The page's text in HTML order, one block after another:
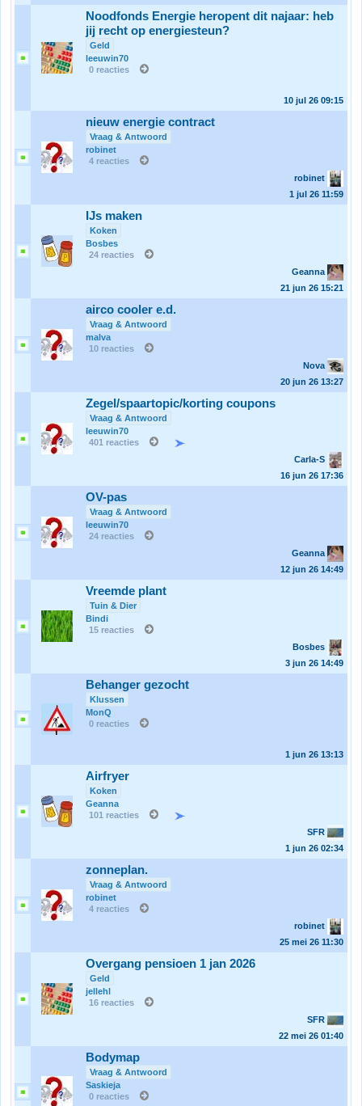
Noodfonds Energie heropent dit najaar: heb
jij recht op energiesteun?
Geld
leeuwin70
0 reacties
10 jul 26 09:15
nieuw energie contract
Vraag & Antwoord
robinet
4 reacties
robinet
1 jul 26 11:59
IJs maken
Koken
Bosbes
24 reacties
Geanna
21 jun 26 15:21
airco cooler e.d.
Vraag & Antwoord
malva
10 reacties
Nova
20 jun 26 13:27
Zegel/spaartopic/korting coupons
Vraag & Antwoord
leeuwin70
401 reacties
Carla-S
16 jun 26 17:36
OV-pas
Vraag & Antwoord
leeuwin70
24 reacties
Geanna
12 jun 26 14:49
Vreemde plant
Tuin & Dier
Bindi
15 reacties
Bosbes
3 jun 26 14:49
Behanger gezocht
Klussen
MonQ
0 reacties
1 jun 26 13:13
Airfryer
Koken
Geanna
101 reacties
SFR
1 jun 26 02:34
zonneplan.
Vraag & Antwoord
robinet
4 reacties
robinet
25 mei 26 11:30
Overgang pensioen 1 jan 2026
Geld
jellehl
16 reacties
SFR
22 mei 26 01:40
Bodymap
Vraag & Antwoord
Saskieja
0 reacties